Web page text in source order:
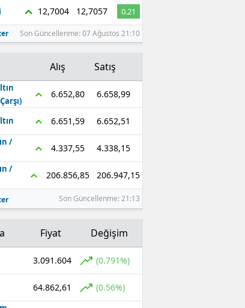
12,7004 12,7057 0.21
Son Güncellenme: 07 Ağustos 21:10
Alış Satış
6.652,80 6.658,99
6.651,59 6.652,51
/
4.337,55 4.338,15
/
206.856,85 206.947,15
Son Güncellenme: 21:13
Fiyat Değişim
3.091.604 (0.791%)
64.862,61 (0.56%)